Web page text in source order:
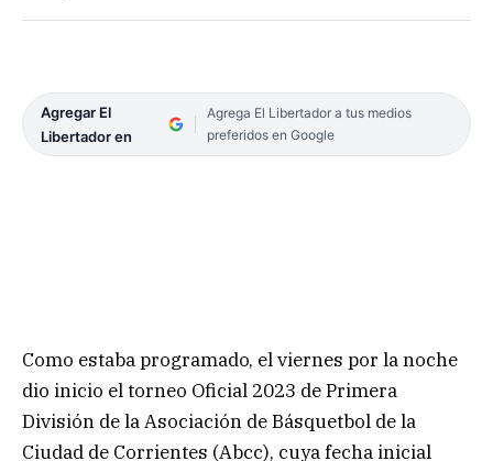
Agregar El
Libertador en
Agrega El Libertador a tus medios
preferidos en Google
Como estaba programado, el viernes por la noche
dio inicio el torneo Oficial 2023 de Primera
División de la Asociación de Básquetbol de la
Ciudad de Corrientes (Abcc), cuya fecha inicial